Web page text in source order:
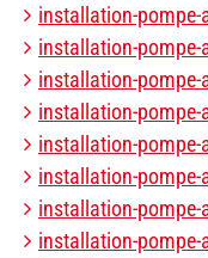
installation-pompe-
installation-pompe-
installation-pompe-
installation-pompe-
installation-pompe-
installation-pompe-
installation-pompe-
installation-pompe-